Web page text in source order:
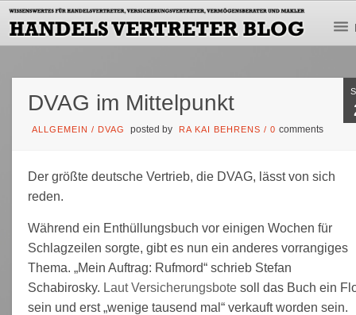
DVAG im Mittelpunkt
ALLGEMEIN / DVAG posted by RA KAI BEHRENS /0comments
Der größte deutsche Vertrieb, die DVAG, lässt von sich
reden.
Während ein Enthüllungsbuch vor einigen Wochen für
Schlagzeilen sorgte, gibt es nun ein anderes vorrangiges
Thema. „Mein Auftrag: Rufmord“ schrieb Stefan
Schabirosky. Laut Versicherungsbote soll das Buch ein
sein und erst „wenige tausend mal“ verkauft worden sein.